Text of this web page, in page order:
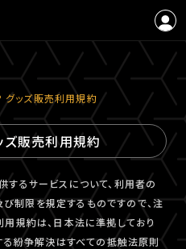
グッズ販売利⽤規約
販売利⽤規約
するサービスについて、利用者の
制限を規定するものですので、注
用規約は、日本法に準拠しており
る紛争解決はすべての抵触法原則